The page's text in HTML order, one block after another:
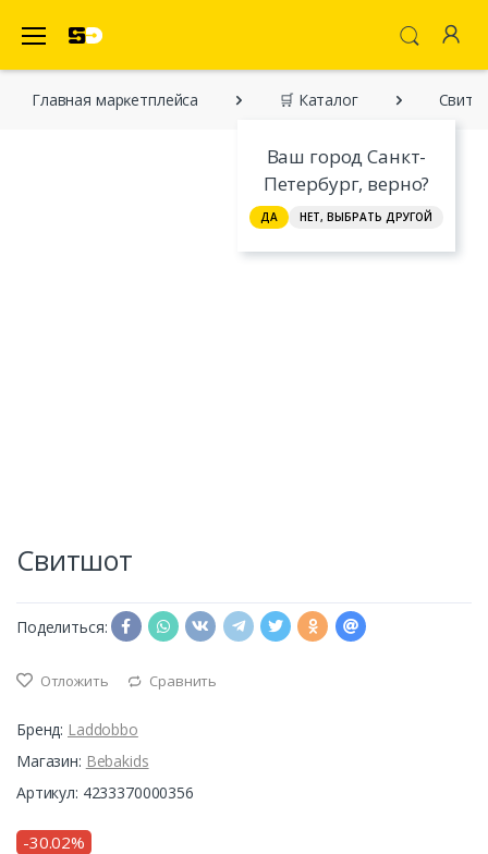
Ваш город Санкт-
Петербург, верно?
ДА НЕТ, ВЫБРАТЬ ДРУГОЙ
Главная марĸетплейса 🛒 Каталог
Свитшот
Поделиться:
Отложить Сравнить
Бренд: Laddobbo
Магазин: Bebakids
Артикул: 4233370000356
-30.02%